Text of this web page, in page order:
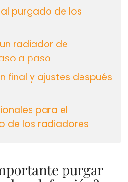
purgado de los
radiador de
a paso
final y ajustes después
para el
de los radiadores
purgar